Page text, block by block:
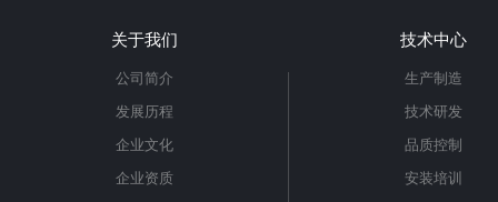
关于我们
公司简介
发展历程
企业文化
企业资质
技术中心
生产制造
技术研发
品质控制
安装培训